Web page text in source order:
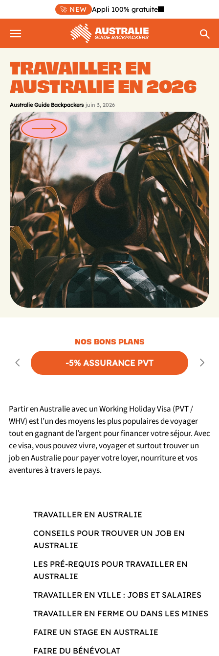
🚀 NEW Appli 100% gratuite
TRAVAILLER EN
AUSTRALIE EN 2026
Australie Guide Backpackers juin 3, 2026
NOS BONS PLANS
-5% ASSURANCE PVT
Partir en Australie avec un Working Holiday Visa (PVT /
WHV) est l’un des moyens les plus populaires de voyager
tout en gagnant de l’argent pour financer votre séjour. Avec
ce visa, vous pouvez vivre, voyager et surtout trouver un
job en Australie pour payer votre loyer, nourriture et vos
aventures à travers le pays.
TRAVAILLER EN AUSTRALIE
CONSEILS POUR TROUVER UN JOB EN
AUSTRALIE
LES PRÉ-REQUIS POUR TRAVAILLER EN
AUSTRALIE
TRAVAILLER EN VILLE : JOBS ET SALAIRES
TRAVAILLER EN FERME OU DANS LES MINES
FAIRE UN STAGE EN AUSTRALIE
FAIRE DU BÉNÉVOLAT